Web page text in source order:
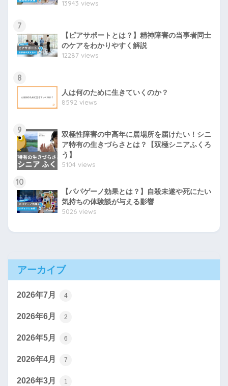
13943 views
7
【ピアサポートとは？】精神障害の当事者同士
のケアをわかりやすく解説
12287 views
8
人は何のために生きていくのか？
8592 views
9
双極性障害の中高年に居場所を届けたい！シニ
ア特有の生きづらさとは？【双極シニアふくろ
う】
5104 views
10
【パパゲーノ効果とは？】自殺未遂や死にたい
気持ちの体験談が与える影響
5026 views
アーカイブ
2026年7月 4
2026年6月 2
2026年5月 6
2026年4月 7
2026年3月 1